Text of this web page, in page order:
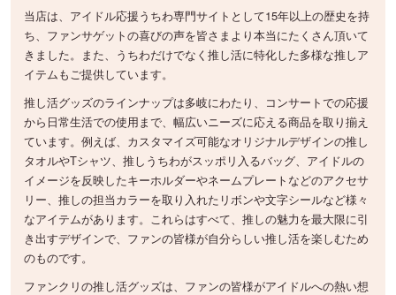
当店は、アイドル応援うちわ専門サイトとして15年以上の歴史を持
ち、ファンサゲットの喜びの声を皆さまより本当にたくさん頂いて
きました。また、うちわだけでなく推し活に特化した多様な推しア
イテムもご提供しています。
推し活グッズのラインナップは多岐にわたり、コンサートでの応援
から日常生活での使用まで、幅広いニーズに応える商品を取り揃え
ています。例えば、カスタマイズ可能なオリジナルデザインの推し
タオルやTシャツ、推しうちわがスッポリ入るバッグ、アイドルの
イメージを反映したキーホルダーやネームプレートなどのアクセサ
リー、推しの担当カラーを取り入れたリボンや文字シールなど様々
なアイテムがあります。これらはすべて、推しの魅力を最大限に引
き出すデザインで、ファンの皆様が自分らしい推し活を楽しむため
のものです。
ファンクリの推し活グッズは、ファンの皆様がアイドルへの熱い想